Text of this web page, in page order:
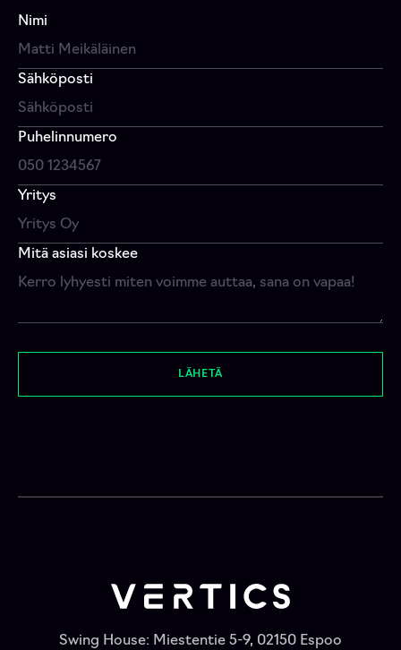
Nimi
Sähköposti
Puhelinnumero
Yritys
Mitä asiasi koskee
LÄHETÄ
Swing House: Miestentie 5-9, 02150 Espoo